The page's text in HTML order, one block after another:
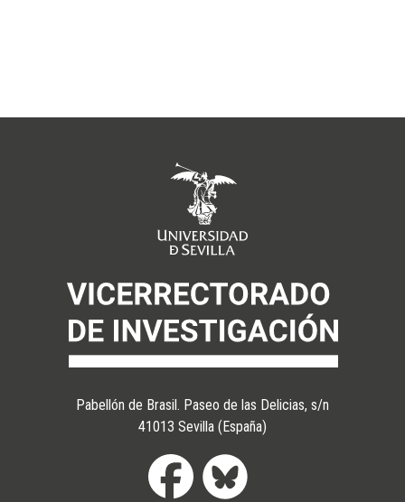
Pabellón de Brasil. Paseo de las Delicias, s/n
41013 Sevilla (España)